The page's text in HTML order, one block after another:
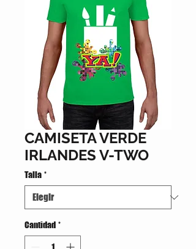
CAMISETA VERDE
IRLANDES V-TWO
Talla *
Cantidad *